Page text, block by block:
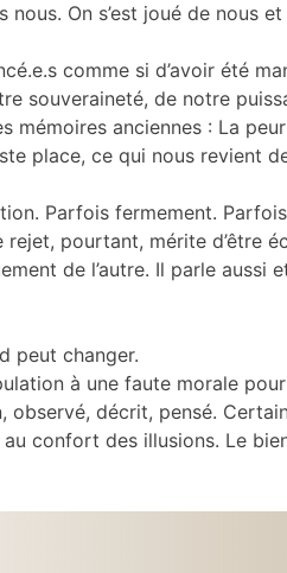
On s’est joué de nous et
comme si d’avoir été
souveraineté, de notre
anciennes : La peur
place, ce qui nous revient
Parfois fermement.
pourtant, mérite d’être
de l’autre. Il parle aussi
peut changer.
à une faute morale
observé, décrit, pensé.
confort des illusions. Le